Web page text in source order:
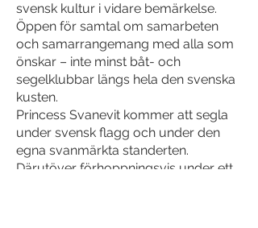
svensk kultur i vidare bemärkelse.
Öppen för samtal om samarbeten
och samarrangemang med alla som
önskar – inte minst båt- och
segelklubbar längs hela den svenska
kusten.
Princess Svanevit kommer att segla
under svensk flagg och under den
egna svanmärkta standerten.
Därutöver förhoppningsvis under ett